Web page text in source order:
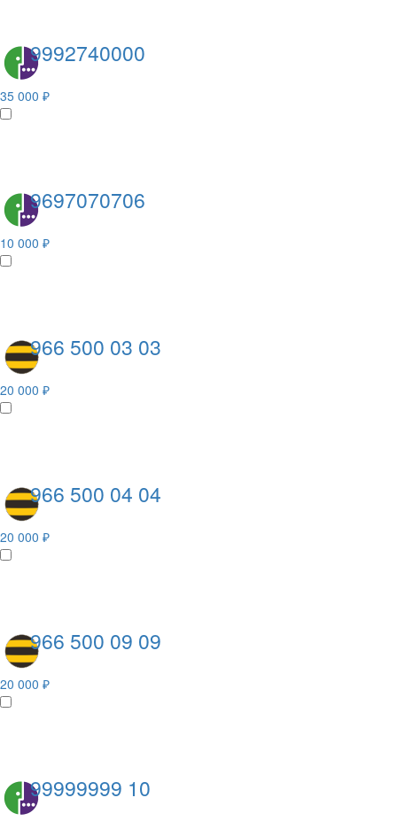
9992740000
35 000 ₽
9697070706
10 000 ₽
966 500 03 03
20 000 ₽
966 500 04 04
20 000 ₽
966 500 09 09
20 000 ₽
99999999 10